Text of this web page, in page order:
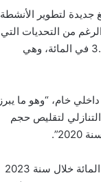
جديدة لتطوير الأنشطة
من التحديات التي
فرضها السياق الوطني والدولي، لافتا إلى أن نسبة النمو حققت سنة 2023 ارتفاعا مهما بلغ 3.4 في المائة، وهي
من تجاوز عتبة الـ 140 مليار دولار كناتج داخلي خام، “وهو ما يبرز
لتقليص حجم
وفي الوقت نفسه، يتابع السيد أخنوش، تمكنت الحكومة من تقليص عجز الميزانية إلى 4.3 في المائة خلال سنة 2023